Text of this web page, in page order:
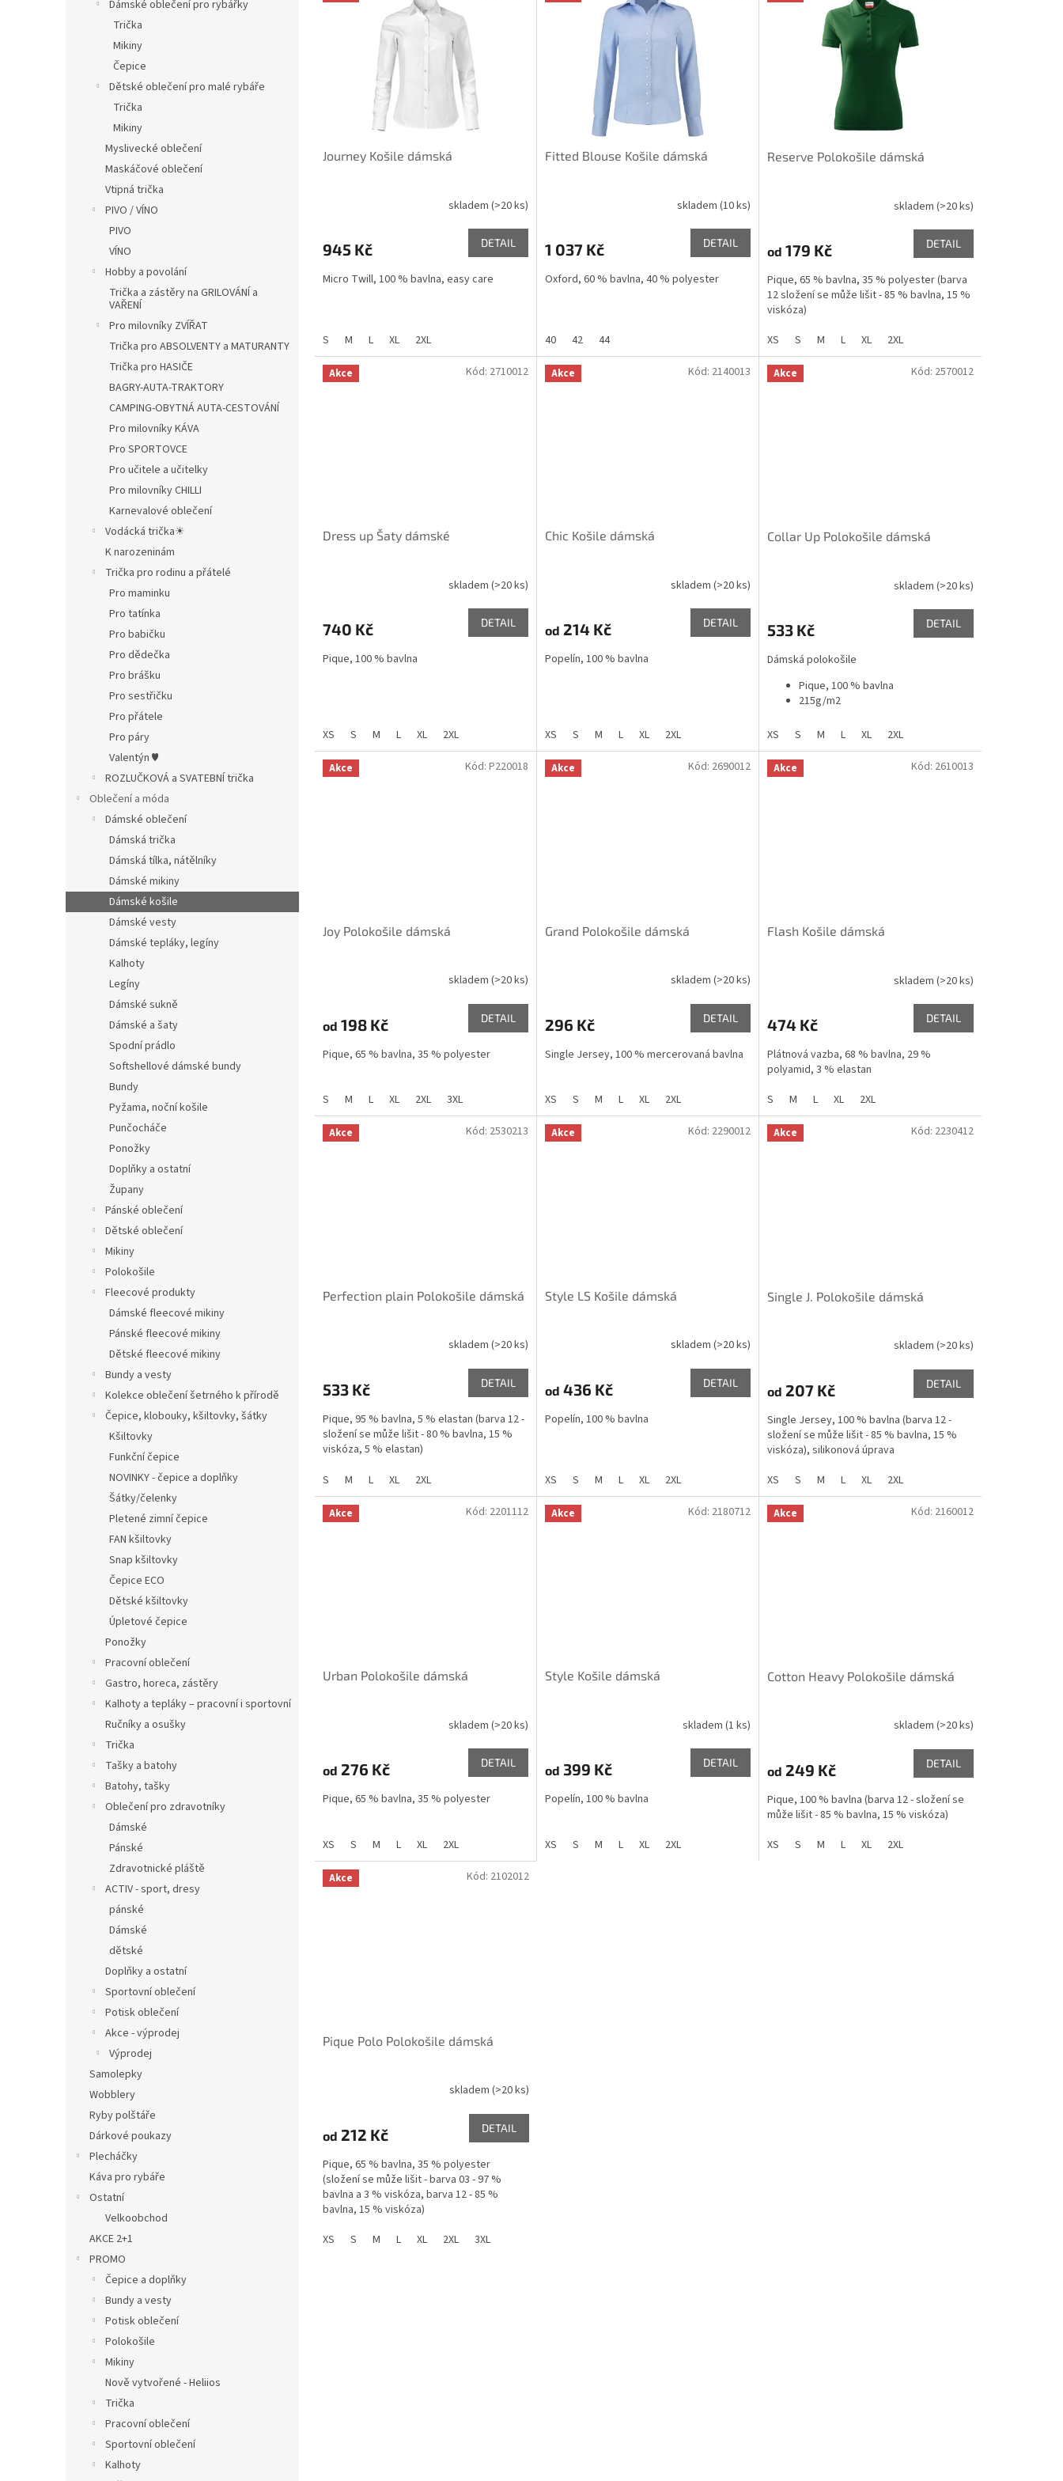
Dámské oblečení pro rybářky
Trička
Mikiny
Čepice
Dětské oblečení pro malé rybáře
Trička
Mikiny
Myslivecké oblečení
Maskáčové oblečení
Vtipná trička
PIVO / VÍNO
PIVO
VÍNO
Hobby a povolání
Trička a zástěry na GRILOVÁNÍ a
VAŘENÍ
Pro milovníky ZVÍŘAT
Trička pro ABSOLVENTY a MATURANTY
Trička pro HASIČE
BAGRY-AUTA-TRAKTORY
CAMPING-OBYTNÁ AUTA-CESTOVÁNÍ
Pro milovníky KÁVA
Pro SPORTOVCE
Pro učitele a učitelky
Pro milovníky CHILLI
Karnevalové oblečení
Vodácká trička☀
K narozeninám
Trička pro rodinu a přátelé
Pro maminku
Pro tatínka
Pro babičku
Pro dědečka
Pro brášku
Pro sestřičku
Pro přátele
Pro páry
Valentýn ♥
ROZLUČKOVÁ a SVATEBNÍ trička
Oblečení a móda
Dámské oblečení
Dámská trička
Dámská tílka, nátělníky
Dámské mikiny
Dámské košile
Dámské vesty
Dámské tepláky, legíny
Kalhoty
Legíny
Dámské sukně
Dámské a šaty
Spodní prádlo
Softshellové dámské bundy
Bundy
Pyžama, noční košile
Punčocháče
Ponožky
Doplňky a ostatní
Župany
Pánské oblečení
Dětské oblečení
Mikiny
Polokošile
Fleecové produkty
Dámské fleecové mikiny
Pánské fleecové mikiny
Dětské fleecové mikiny
Bundy a vesty
Kolekce oblečení šetrného k přírodě
Čepice, klobouky, kšiltovky, šátky
Kšiltovky
Funkční čepice
NOVINKY - čepice a doplňky
Šátky/čelenky
Pletené zimní čepice
FAN kšiltovky
Snap kšiltovky
Čepice ECO
Dětské kšiltovky
Úpletové čepice
Ponožky
Pracovní oblečení
Gastro, horeca, zástěry
Kalhoty a tepláky – pracovní i sportovní
Ručníky a osušky
Trička
Tašky a batohy
Batohy, tašky
Oblečení pro zdravotníky
Dámské
Pánské
Zdravotnické pláště
ACTIV - sport, dresy
pánské
Dámské
dětské
Doplňky a ostatní
Sportovní oblečení
Potisk oblečení
Akce - výprodej
Výprodej
Samolepky
Wobblery
Ryby polštáře
Dárkové poukazy
Plecháčky
Káva pro rybáře
Ostatní
Velkoobchod
AKCE 2+1
PROMO
Čepice a doplňky
Bundy a vesty
Potisk oblečení
Polokošile
Mikiny
Nově vytvořené - Heliios
Trička
Pracovní oblečení
Sportovní oblečení
Kalhoty
Journey Košile dámská
skladem (>20 ks)
945 Kč DETAIL
Micro Twill, 100 % bavlna, easy care
S M L XL 2XL
Fitted Blouse Košile dámská
skladem (10 ks)
1 037 Kč DETAIL
Oxford, 60 % bavlna, 40 % polyester
40 42 44
Reserve Polokošile dámská
skladem (>20 ks)
od 179 Kč DETAIL
Pique, 65 % bavlna, 35 % polyester (barva
12 složení se může lišit - 85 % bavlna, 15 %
viskóza)
XS
S M L XL 2XL
Akce
Dress up Šaty dámské
skladem (>20 ks)
740 Kč DETAIL
Pique, 100 % bavlna
XS S M L XL 2XL
Kód: 2710012 Akce
Chic Košile dámská
skladem (>20 ks)
od 214 Kč DETAIL
Popelín, 100 % bavlna
XS S M L XL 2XL
Kód: 2140013 Akce
Collar Up Polokošile dámská
skladem (>20 ks)
533 Kč DETAIL
Dámská polokošile
Pique, 100 % bavlna
215g/m2
Pánská
Dámská
XS S M L XL 2XL
Kód: 2570012
Akce
Joy Polokošile dámská
skladem (>20 ks)
od 198 Kč DETAIL
Pique, 65 % bavlna, 35 % polyester
S M L XL 2XL 3XL
Kód: P220018 Akce
Grand Polokošile dámská
skladem (>20 ks)
296 Kč DETAIL
Single Jersey, 100 % mercerovaná bavlna
XS S M L XL 2XL
Kód: 2690012 Akce
Flash Košile dámská
skladem (>20 ks)
474 Kč DETAIL
Plátnová vazba, 68 % bavlna, 29 %
polyamid, 3 % elastan
S
M L XL 2XL
Kód: 2610013
Akce
Perfection plain Polokošile dámská
skladem (>20 ks)
533 Kč DETAIL
Pique, 95 % bavlna, 5 % elastan (barva 12 -
složení se může lišit - 80 % bavlna, 15 %
viskóza, 5 % elastan)
S
M L XL 2XL
Kód: 2530213 Akce
Style LS Košile dámská
skladem (>20 ks)
od 436 Kč DETAIL
Popelín, 100 % bavlna
XS S M L XL 2XL
Kód: 2290012 Akce
Single J. Polokošile dámská
skladem (>20 ks)
od 207 Kč DETAIL
Single Jersey, 100 % bavlna (barva 12 -
složení se může lišit - 85 % bavlna, 15 %
viskóza), silikonová úprava
XS
S M L XL 2XL
Kód: 2230412
Akce
Urban Polokošile dámská
skladem (>20 ks)
od 276 Kč DETAIL
Pique, 65 % bavlna, 35 % polyester
XS S M L XL 2XL
Kód: 2201112 Akce
Style Košile dámská
skladem (1 ks)
od 399 Kč DETAIL
Popelín, 100 % bavlna
XS S M L XL 2XL
Kód: 2180712 Akce
Cotton Heavy Polokošile dámská
skladem (>20 ks)
od 249 Kč DETAIL
Pique, 100 % bavlna (barva 12 - složení se
může lišit - 85 % bavlna, 15 % viskóza)
XS
S M L XL 2XL
Kód: 2160012
Akce
Pique Polo Polokošile dámská
skladem (>20 ks)
od 212 Kč DETAIL
Pique, 65 % bavlna, 35 % polyester
(složení se může lišit - barva 03 - 97 %
bavlna a 3 % viskóza, barva 12 - 85 %
bavlna, 15 % viskóza)
XS
S M L XL 2XL 3XL
Kód: 2102012